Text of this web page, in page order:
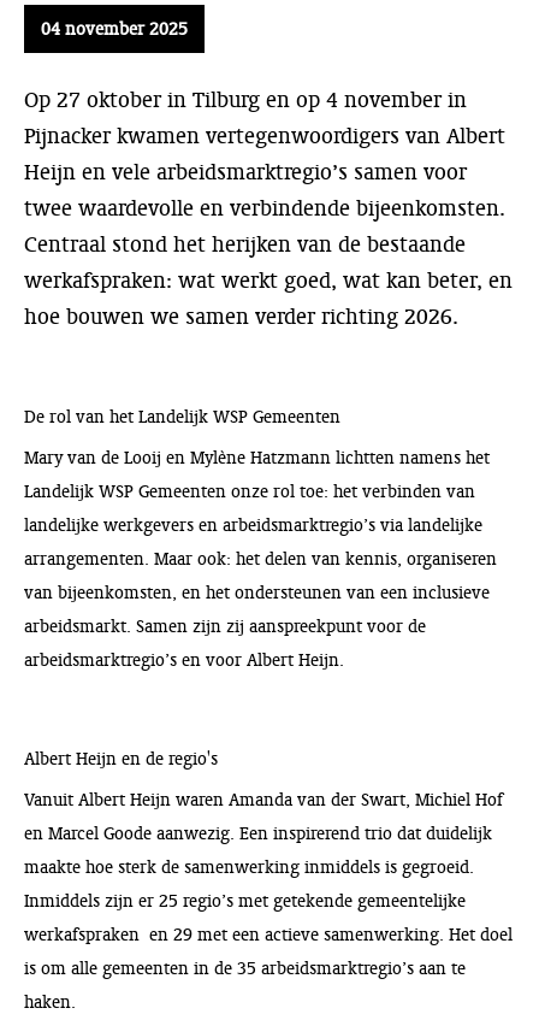
04 november 2025
Op 27 oktober in Tilburg en op 4 november in
Pijnacker kwamen vertegenwoordigers van Albert
Heijn en vele arbeidsmarktregio’s samen voor
twee waardevolle en verbindende bijeenkomsten.
Centraal stond het herijken van de bestaande
werkafspraken: wat werkt goed, wat kan beter, en
hoe bouwen we samen verder richting 2026.
De rol van het Landelijk WSP Gemeenten
Mary van de Looij en Mylène Hatzmann lichtten namens het
Landelijk WSP Gemeenten onze rol toe: het verbinden van
landelijke werkgevers en arbeidsmarktregio’s via landelijke
arrangementen. Maar ook: het delen van kennis, organiseren
van bijeenkomsten, en het ondersteunen van een inclusieve
arbeidsmarkt. Samen zijn zij aanspreekpunt voor de
arbeidsmarktregio’s en voor Albert Heijn.
Albert Heijn en de regio's
Vanuit Albert Heijn waren Amanda van der Swart, Michiel Hof
en Marcel Goode aanwezig. Een inspirerend trio dat duidelijk
maakte hoe sterk de samenwerking inmiddels is gegroeid.
Inmiddels zijn er 25 regio’s met getekende gemeentelijke
werkafspraken en 29 met een actieve samenwerking. Het doel
is om alle gemeenten in de 35 arbeidsmarktregio’s aan te
haken.